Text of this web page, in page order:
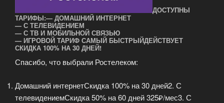
ДОСТУПНЫ
ТАРИФЫ:— ДОМАШНИЙ ИНТЕРНЕТ
— С ТЕЛЕВИДЕНИЕМ
— С ТВ И МОБИЛЬНОЙ СВЯЗЬЮ
— ИГРОВОЙ ТАРИФ САМЫЙ БЫСТРЫЙДЕЙСТВУЕТ
СКИДКА 100% НА 30 ДНЕЙ!
Спасибо, что выбрали Ростелеком:
Домашний интернетСкидка 100% на 30 дней2. С
телевидениемСкидка 50% на 60 дней 325₽/мес3. С